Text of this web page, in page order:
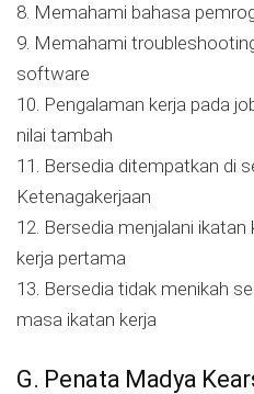
8. Memahami bahasa
9. Memahami
software
10. Pengalaman kerja pada
nilai tambah
11. Bersedia ditempatkan di
Ketenagakerjaan
12. Bersedia menjalani
kerja pertama
13. Bersedia tidak menikah
masa ikatan kerja
G. Penata Madya